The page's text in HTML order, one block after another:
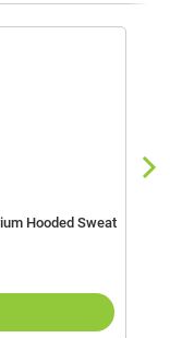
Hooded Sweat